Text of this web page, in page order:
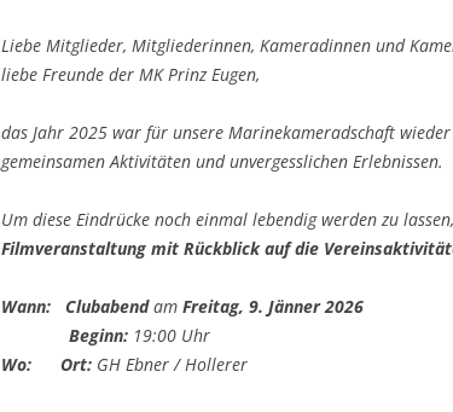
Liebe Mitglieder, Mitgliederinnen, Kameradinnen und
liebe Freunde der MK Prinz Eugen,
das Jahr 2025 war für unsere Marinekameradschaft
gemeinsamen Aktivitäten und unvergesslichen Erlebnissen.
Um diese Eindrücke noch einmal lebendig werden zu
Filmveranstaltung mit Rückblick auf die
Wann: Clubabendam Freitag, 9. Jänner 2026
Beginn: 19:00 Uhr
Wo:
Ort: GH Ebner / Hollerer